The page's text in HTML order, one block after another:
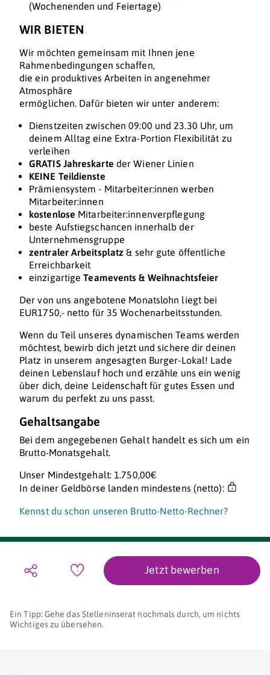
(Wochenenden und Feiertage)
WIR BIETEN
Wir möchten gemeinsam mit Ihnen jene
Rahmenbedingungen schaffen,
die ein produktives Arbeiten in angenehmer
Atmosphäre
ermöglichen. Dafür bieten wir unter anderem:
Dienstzeiten zwischen 09:00 und 23.30 Uhr, um
deinem Alltag eine Extra-Portion Flexibilität zu
verleihen
GRATIS Jahreskarte der Wiener Linien
KEINE Teildienste
Prämiensystem - Mitarbeiter:innen werben
Mitarbeiter:innen
kostenlose Mitarbeiter:innenverpflegung
beste Aufstiegschancen innerhalb der
Unternehmensgruppe
zentraler Arbeitsplatz& sehr gute öffentliche
Erreichbarkeit
einzigartigeTeamevents & Weihnachtsfeier
Der von uns angebotene Monatslohn liegt bei
EUR1750,- netto für 35 Wochenarbeitsstunden.
Wenn du Teil unseres dynamischen Teams werden
möchtest, bewirb dich jetzt und sichere dir deinen
Platz in unserem angesagten Burger-Lokal! Lade
deinen Lebenslauf hoch und erzähle uns ein wenig
über dich, deine Leidenschaft für gutes Essen und
warum du perfekt zu uns passt.
Gehaltsangabe
Bei dem angegebenen Gehalt handelt es sich um ein
Brutto-Monatsgehalt.
Unser Mindestgehalt: 1.750,00€
In deiner Geldbörse landen mindestens (netto):
Kennst du schon unseren Brutto-Netto-Rechner?
Jetzt bewerben
Ein Tipp: Gehe das Stelleninserat nochmals durch, um nichts
Wichtiges zu übersehen.